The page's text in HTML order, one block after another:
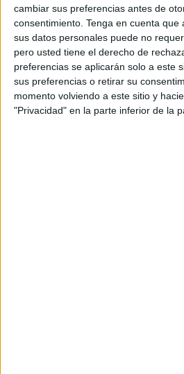
cambiar sus preferencias antes de
consentimiento. Tenga en cuenta que
sus datos personales puede no
pero usted tiene el derecho de
preferencias se aplicarán solo a este
sus preferencias o retirar su
momento volviendo a este sitio y
"Privacidad" en la parte inferior de la